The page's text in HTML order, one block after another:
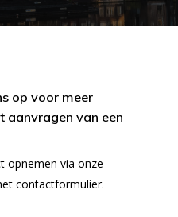
op voor meer
aanvragen van een
opnemen via onze
contactformulier.